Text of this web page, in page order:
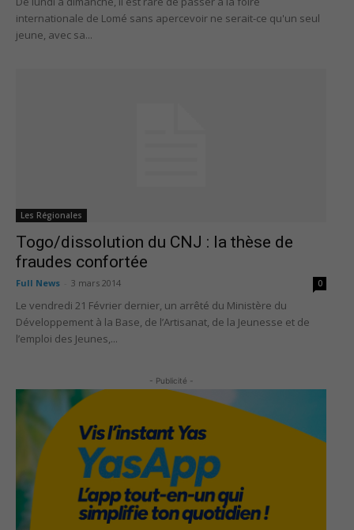
internationale de Lomé sans apercevoir ne serait-ce qu'un seul
jeune, avec sa...
Les Régionales
Togo/dissolution du CNJ : la thèse de
fraudes confortée
Full News 3 mars 2014 0
Le vendredi 21 Février dernier, un arrêté du Ministère du
Développement à la Base, de l’Artisanat, de la Jeunesse et de
l’emploi des Jeunes,...
- Publicité -